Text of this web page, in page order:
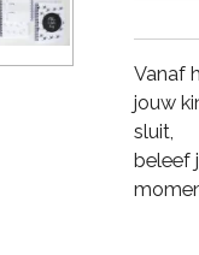
Vanaf
jouw
sluit,
beleef